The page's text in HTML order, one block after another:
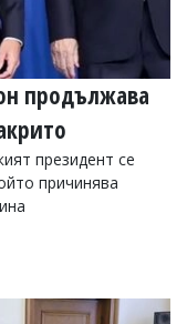
продължава
президент се
причинява